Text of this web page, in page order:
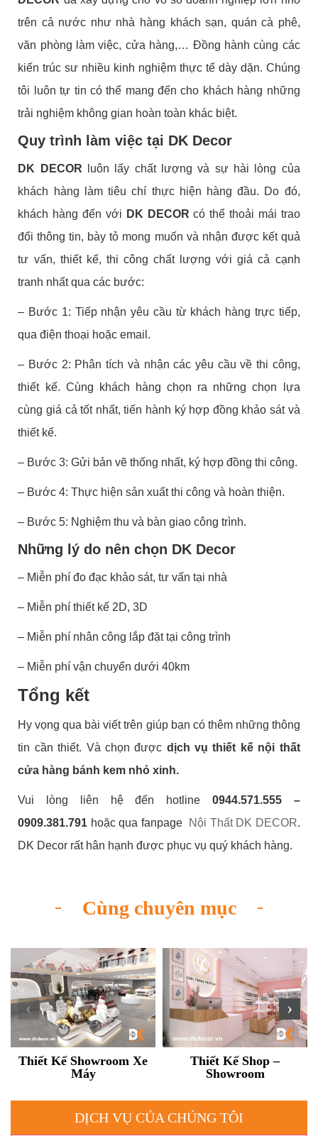
trên cả nước như nhà hàng khách sạn, quán cà phê,
văn phòng làm việc, cửa hàng,… Đồng hành cùng các
kiến trúc sư nhiều kinh nghiệm thực tế dày dặn. Chúng
tôi luôn tự tin có thể mang đến cho khách hàng những
trải nghiệm không gian hoàn toàn khác biệt.
Quy trình làm việc tại DK Decor
DK DECOR luôn lấy chất lượng và sự hài lòng của
khách hàng làm tiêu chí thực hiện hàng đầu. Do đó,
khách hàng đến với DK DECOR có thể thoải mái trao
đổi thông tin, bày tỏ mong muốn và nhận được kết quả
tư vấn, thiết kế, thi công chất lượng với giá cả cạnh
tranh nhất qua các bước:
– Bước 1: Tiếp nhận yêu cầu từ khách hàng trực tiếp,
qua điện thoại hoặc email.
– Bước 2: Phân tích và nhận các yêu cầu về thi công,
thiết kế. Cùng khách hàng chọn ra những chọn lựa
cùng giá cả tốt nhất, tiến hành ký hợp đồng khảo sát và
thiết kế.
– Bước 3: Gửi bản vẽ thống nhất, ký hợp đồng thi công.
– Bước 4: Thực hiện sản xuất thi công và hoàn thiện.
– Bước 5: Nghiệm thu và bàn giao công trình.
Những lý do nên chọn DK Decor
– Miễn phí đo đạc khảo sát, tư vấn tại nhà
– Miễn phí thiết kế 2D, 3D
– Miễn phí nhân công lắp đặt tại công trình
– Miễn phí vận chuyển dưới 40km
Tổng kết
Hy vọng qua bài viết trên giúp bạn có thêm những thông
tin cần thiết. Và chọn được dịch vụ thiết kế nội thất
cửa hàng bánh kem nhỏ xinh.
Vui lòng liên hệ đến hotline 0944.571.555 –
0909.381.791 hoặc qua fanpage Nội Thất DK DECOR.
DK Decor rất hân hạnh được phục vụ quý khách hàng.
Cùng chuyên mục
Thiết Kế Showroom Xe
Máy
Thiết Kế Shop –
Showroom
›
‹
DỊCH VỤ CỦA CHÚNG TÔI